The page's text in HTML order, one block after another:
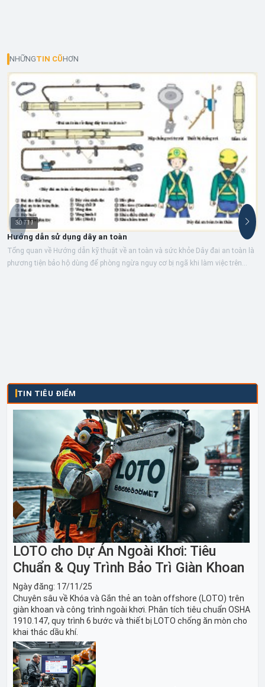
NHỮNGTIN CŨHƠN
30T11
Hướng dẫn sử dụng dây an toàn
Tổng quan về Hướng dẫn kỹ thuật về an toàn và sức khỏe Dây đai an toàn là
phương tiện bảo hộ dùng để phòng ngừa nguy cơ bị ngã khi làm việc trên
TIN TIÊU ĐIỂM
LOTO cho Dự Án Ngoài Khơi: Tiêu
Chuẩn & Quy Trình Bảo Trì Giàn Khoan
Ngày đăng: 17/11/25
Chuyên sâu về Khóa và Gắn thẻ an toàn offshore (LOTO) trên
giàn khoan và công trình ngoài khơi. Phân tích tiêu chuẩn OSHA
1910.147, quy trình 6 bước và thiết bị LOTO chống ăn mòn cho
khai thác dầu khí.